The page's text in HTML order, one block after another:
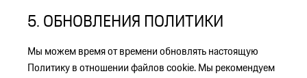
5. ОБНОВЛЕНИЯ ПОЛИТИКИ
Мы можем время от времени обновлять настоящую
Политику в отношении файлов cookie. Мы рекомендуем